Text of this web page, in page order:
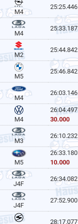
M4
25:25.446
M4
25:33.187
M2
25:44.842
M5
25:46.842
M4
26:03.146
M4
26:04.497
30.000
M3
26:10.232
M5
26:33.180
10.000
J4F
26:34.082
J4F
27:52.900
28:17.077